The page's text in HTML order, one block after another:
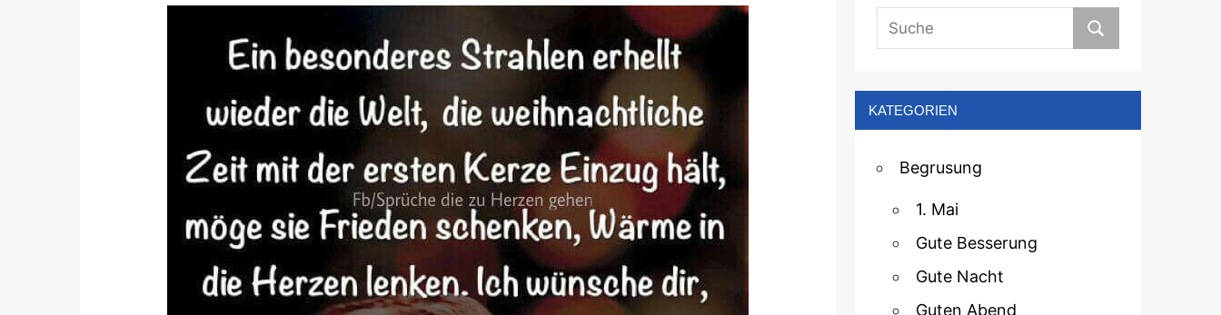
KATEGORIEN
Begrusung
1. Mai
Gute Besserung
Gute Nacht
Guten Abend